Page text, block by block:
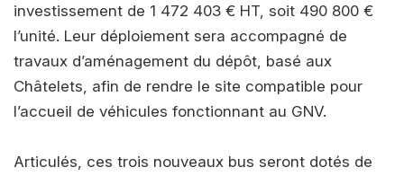
investissement de 1 472 403 € HT, soit 490 800 €
l’unité. Leur déploiement sera accompagné de
travaux d’aménagement du dépôt, basé aux
Châtelets, afin de rendre le site compatible pour
l’accueil de véhicules fonctionnant au GNV.
Articulés, ces trois nouveaux bus seront dotés de